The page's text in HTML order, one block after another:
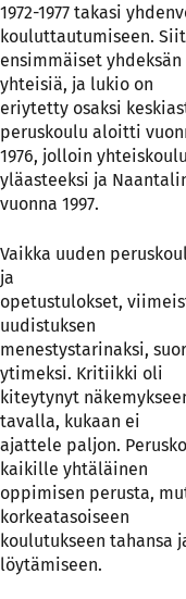
1972-1977 takasi
kouluttautumiseen.
ensimmäiset
yhteisiä, ja lukio on
eriytetty osaksi
peruskoulu aloitti
1976, jolloin
yläasteeksi ja
vuonna 1997.
Vaikka uuden
ja
opetustulokset,
uudistuksen
menestystarinaksi,
ytimeksi. Kritiikki oli
kiteytynyt
tavalla, kukaan ei
ajattele paljon.
kaikille yhtäläinen
oppimisen perusta,
korkeatasoiseen
koulutukseen tahansa
löytämiseen.